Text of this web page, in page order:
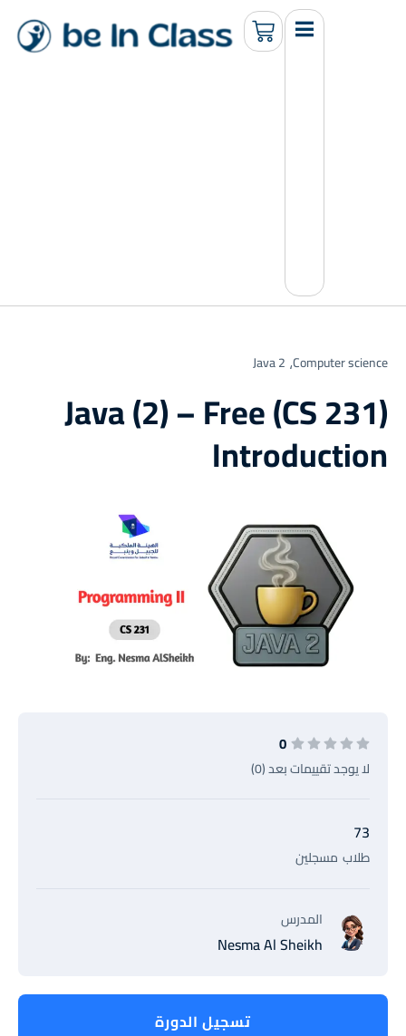
Computer science⸲
Java 2
(CS 231) Java (2) – Free
Introduction
0
لا يوجد تقييمات بعد (0)
73
طلاب مسجلين
المدرس
Nesma Al Sheikh
تسجيل الدورة